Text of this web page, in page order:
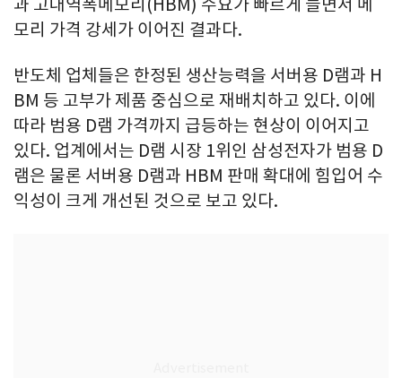
과 고대역폭메모리(HBM) 수요가 빠르게 늘면서 메
모리 가격 강세가 이어진 결과다.
반도체 업체들은 한정된 생산능력을 서버용 D램과 H
BM 등 고부가 제품 중심으로 재배치하고 있다. 이에
따라 범용 D램 가격까지 급등하는 현상이 이어지고
있다. 업계에서는 D램 시장 1위인 삼성전자가 범용 D
램은 물론 서버용 D램과 HBM 판매 확대에 힘입어 수
익성이 크게 개선된 것으로 보고 있다.